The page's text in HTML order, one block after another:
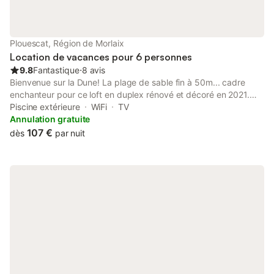
Plouescat, Région de Morlaix
Location de vacances pour 6 personnes
9.8Fantastique⋅8 avis
Bienvenue sur la Dune! La plage de sable fin à 50m... cadre
enchanteur pour ce loft en duplex rénové et décoré en 2021.
double exposition et vues: - la pleine mer de l'étage - la baie du
kernic, ses dunes et ses voiles au rdc. vous pourrez profiter des
2 terrasses (sud et ouest), du jardin clos, bains de soleil,
Piscine extérieure WiFi
TV
Annulation gratuite
dès 107 € par nuit